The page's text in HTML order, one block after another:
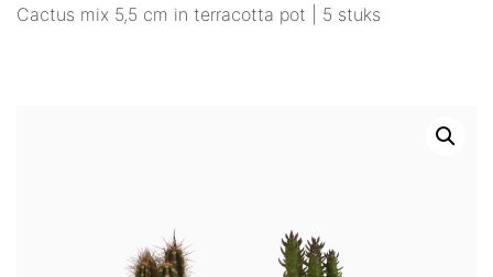
Cactus mix 5,5 cm in terracotta pot | 5 stuks